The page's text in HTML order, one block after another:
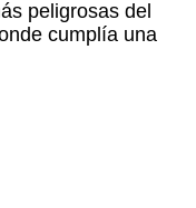
peligrosas del
cumplía una